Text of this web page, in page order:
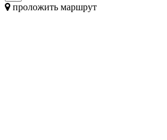
проложить маршрут